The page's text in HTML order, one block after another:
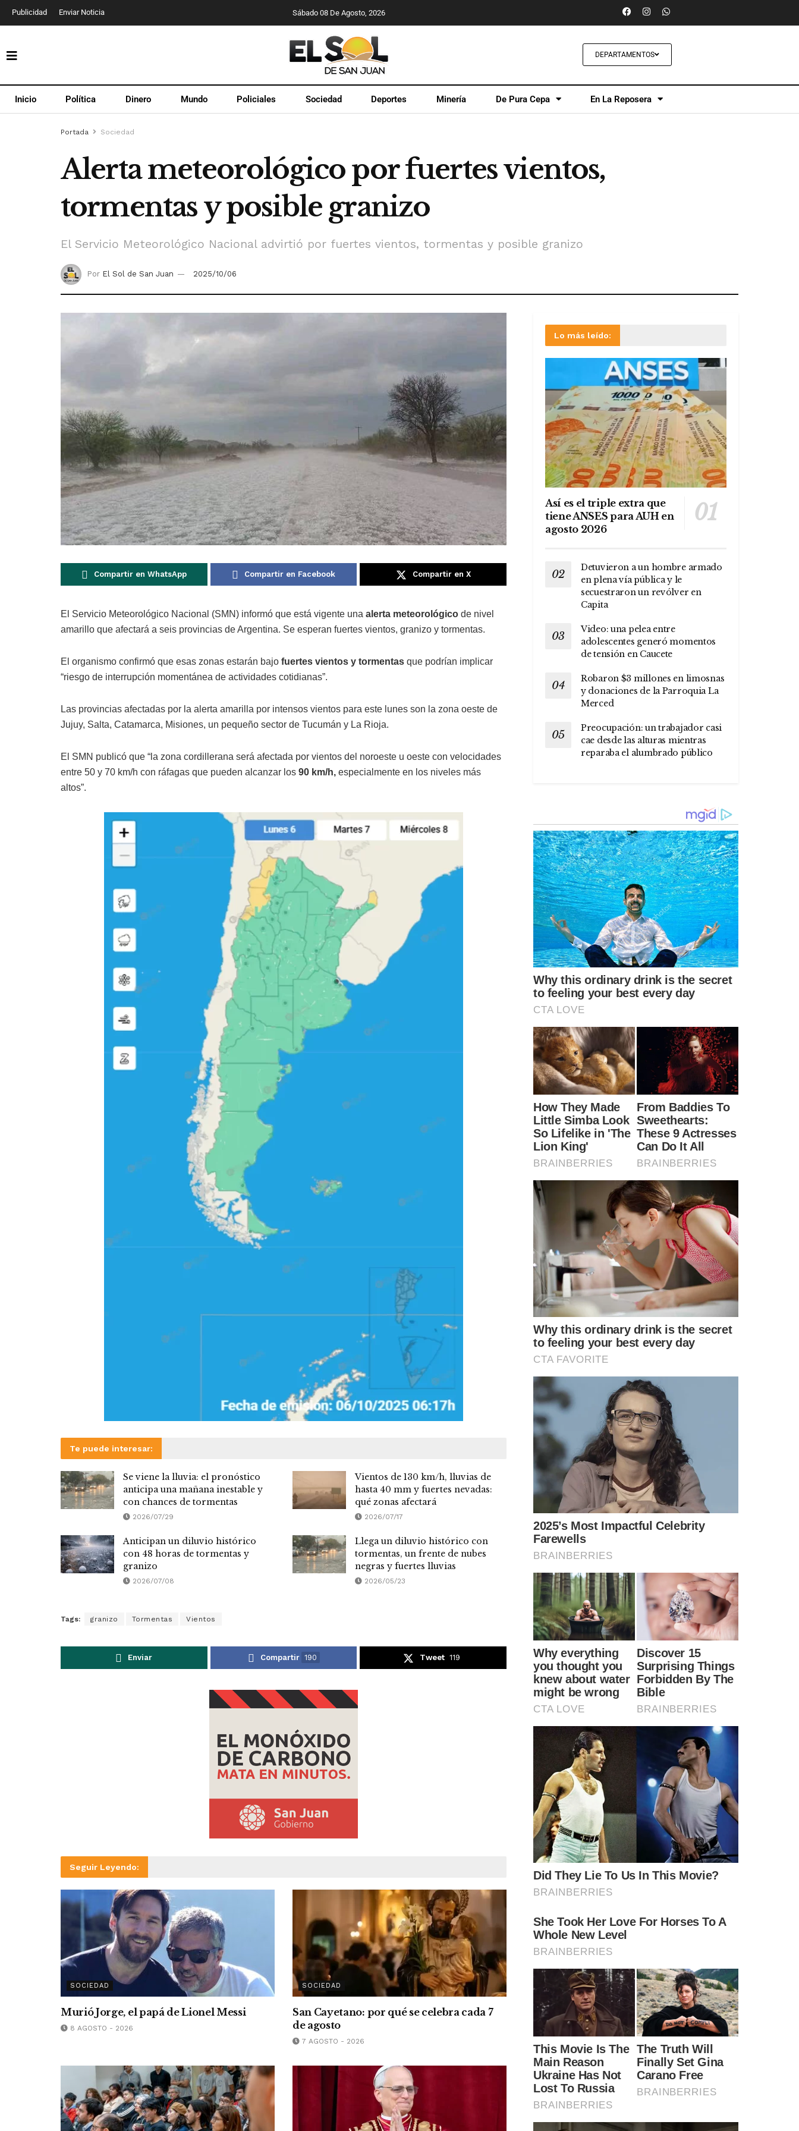
Publicidad Enviar Noticia Sábado 08 De Agosto, 2026
DEPARTAMENTOS
Inicio Política Dinero Mundo Policiales Sociedad Deportes Minería De Pura Cepa En La Reposera
Portada Sociedad
Alerta meteorológico por fuertes vientos,
tormentas y posible granizo
El Servicio Meteorológico Nacional advirtió por fuertes vientos, tormentas y posible granizo
Por El Sol de San Juan 2025/10/06
Compartir en WhatsApp Compartir en Facebook Compartir en X
El Servicio Meteorológico Nacional (SMN) informó que está vigente una alerta meteorológico de nivel
amarillo que afectará a seis provincias de Argentina. Se esperan fuertes vientos, granizo y tormentas.
El organismo confirmó que esas zonas estarán bajo fuertes vientos y tormentas que podrían implicar
“riesgo de interrupción momentánea de actividades cotidianas”.
Las provincias afectadas por la alerta amarilla por intensos vientos para este lunes son la zona oeste de
Jujuy, Salta, Catamarca, Misiones, un pequeño sector de Tucumán y La Rioja.
El SMN publicó que “la zona cordillerana será afectada por vientos del noroeste u oeste con velocidades
entre 50 y 70 km/h con ráfagas que pueden alcanzar los 90 km/h, especialmente en los niveles más
altos”.
Te puede interesar:
Se viene la lluvia: el pronóstico
anticipa una mañana inestable y
con chances de tormentas
2026/07/29
Vientos de 130 km/h, lluvias de
hasta 40 mm y fuertes nevadas:
qué zonas afectará
2026/07/17
Anticipan un diluvio histórico
con 48 horas de tormentas y
granizo
2026/07/08
Llega un diluvio histórico con
tormentas, un frente de nubes
negras y fuertes lluvias
2026/05/23
Tags: granizo Tormentas Vientos
Enviar Compartir 190 Tweet 119
Seguir Leyendo:
SOCIEDAD
Murió Jorge, el papá de Lionel Messi
8 AGOSTO - 2026
SOCIEDAD
San Cayetano: por qué se celebra cada 7
de agosto
7 AGOSTO - 2026
Lo más leído:
Así es el triple extra que
tiene ANSES para AUH en
agosto 2026
Detuvieron a un hombre armado
en plena vía pública y le
secuestraron un revólver en
Capita
Video: una pelea entre
adolescentes generó momentos
de tensión en Caucete
Robaron $3 millones en limosnas
y donaciones de la Parroquia La
Merced
Preocupación: un trabajador casi
cae desde las alturas mientras
reparaba el alumbrado público